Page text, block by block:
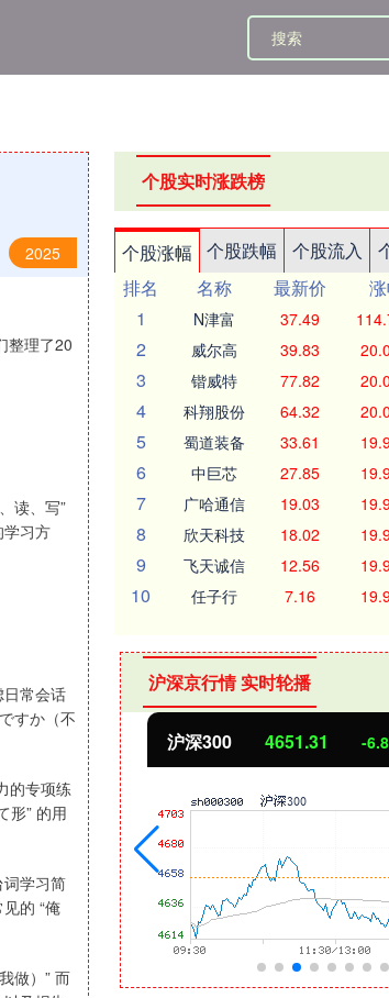
2025
整理了20
读、写”
学习方
常会话
すか（不
的专项练
形” 的用
学习简
的 “俺
做）” 而
个股实时涨跌榜
个股涨幅 个股跌幅 个股流入
排名
名称 最新价
1
N津富 37.49
2 威尔高 39.83
3 锴威特 77.82
4 科翔股份 64.32
5 蜀道装备 33.61
6 中巨芯 27.85
7 广哈通信 19.03
8 欣天科技 18.02
9 飞天诚信 12.56
10 任子行 7.16
沪深京行情 实时轮播
4651.31 -6.85 -0.15%